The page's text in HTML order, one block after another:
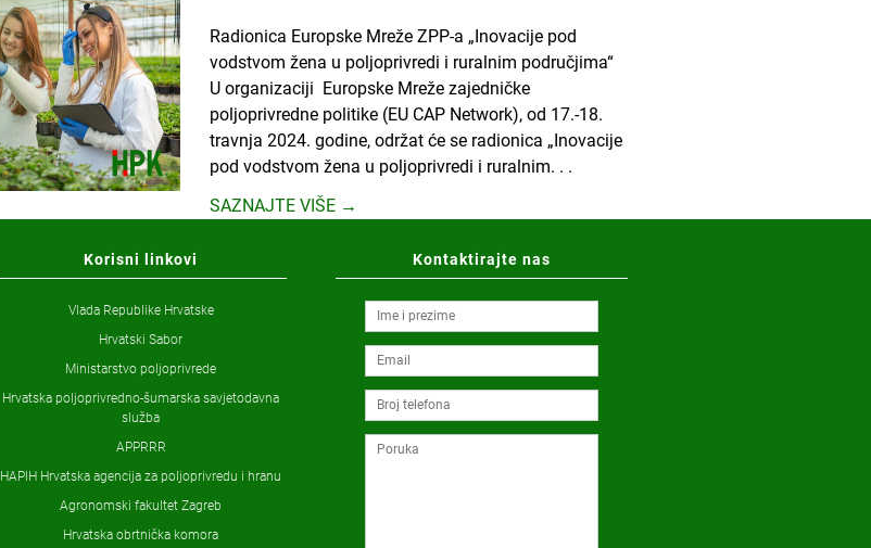
Radionica Europske Mreže ZPP-a „Inovacije pod
vodstvom žena u poljoprivredi i ruralnim područjima“
U organizaciji Europske Mreže zajedničke
poljoprivredne politike (EU CAP Network), od 17.-18.
travnja 2024. godine, održat će se radionica „Inovacije
pod vodstvom žena u poljoprivredi i ruralnim. . .
SAZNAJTE VIŠE →
Korisni linkovi
Vlada Republike Hrvatske
Hrvatski Sabor
Ministarstvo poljoprivrede
Hrvatska poljoprivredno-šumarska savjetodavna
služba
APPRRR
HAPIH Hrvatska agencija za poljoprivredu i hranu
Agronomski fakultet Zagreb
Hrvatska obrtnička komora
Kontaktirajte nas